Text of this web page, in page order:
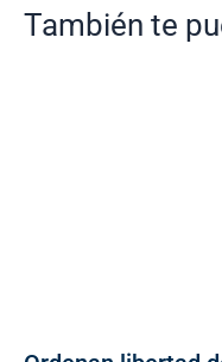
También te